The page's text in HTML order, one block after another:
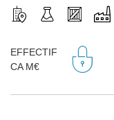
EFFECTIF
CA M€